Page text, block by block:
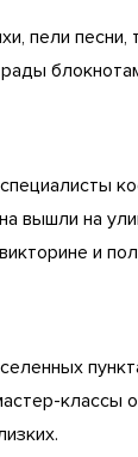
пели
вышли на
и